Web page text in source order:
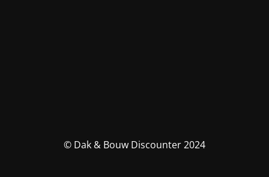
© Dak & Bouw Discounter 2024